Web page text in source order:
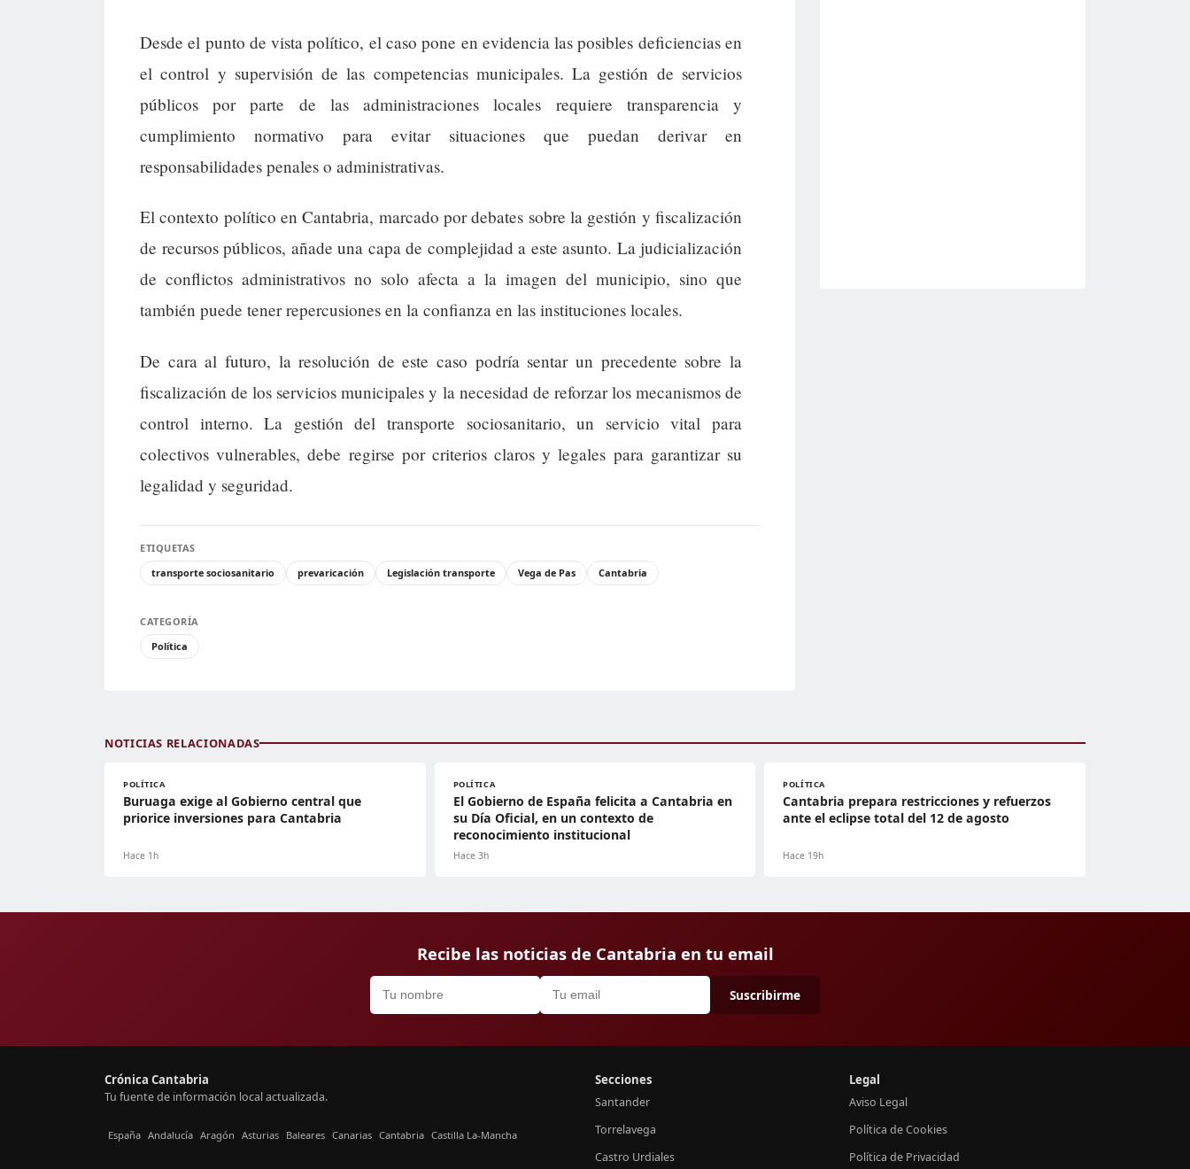
Desde el punto de vista político, el caso pone en evidencia las posibles deficiencias en
el control y supervisión de las competencias municipales. La gestión de servicios
públicos por parte de las administraciones locales requiere transparencia y
cumplimiento normativo para evitar situaciones que puedan derivar en
responsabilidades penales o administrativas.
El contexto político en Cantabria, marcado por debates sobre la gestión y fiscalización
de recursos públicos, añade una capa de complejidad a este asunto. La judicialización
de conflictos administrativos no solo afecta a la imagen del municipio, sino que
también puede tener repercusiones en la confianza en las instituciones locales.
De cara al futuro, la resolución de este caso podría sentar un precedente sobre la
fiscalización de los servicios municipales y la necesidad de reforzar los mecanismos de
control interno. La gestión del transporte sociosanitario, un servicio vital para
colectivos vulnerables, debe regirse por criterios claros y legales para garantizar su
legalidad y seguridad.
ETIQUETAS
transporte sociosanitario
prevaricación Legislación transporte Vega de Pas Cantabria
CATEGORÍA
Política
NOTICIAS RELACIONADAS
POLÍTICA
Buruaga exige al Gobierno central que
priorice inversiones para Cantabria
Hace 1h
POLÍTICA
El Gobierno de España felicita a Cantabria en
su Día Oficial, en un contexto de
reconocimiento institucional
Hace 3h
POLÍTICA
Cantabria prepara restricciones y refuerzos
ante el eclipse total del 12 de agosto
Hace 19h
Recibe las noticias de Cantabria en tu email
Suscribirme
Crónica Cantabria
Tu fuente de información local actualizada.
España Andalucía Aragón Asturias Baleares Canarias Cantabria Castilla La-Mancha
Secciones
Santander
Torrelavega
Castro Urdiales
Legal
Aviso Legal
Política de Cookies
Política de Privacidad